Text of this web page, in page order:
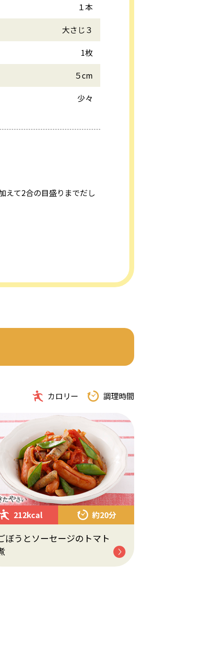
１本
大さじ３
1枚
５cm
少々
えて2合の目盛りまでだし
カロリー 調理時間
212kcal 約20分
ぼうとソーセージのトマト